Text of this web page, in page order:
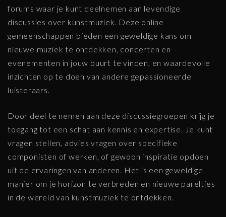
forums waar je kunt deelnemen aan levendige
discussies over kunstmuziek. Deze online
gemeenschappen bieden een geweldige kans om
nieuwe muziek te ontdekken, concerten en
evenementen in jouw buurt te vinden, en waardevolle
inzichten op te doen van andere gepassioneerde
luisteraars.
Door deel te nemen aan deze discussiegroepen krijg je
toegang tot een schat aan kennis en expertise. Je kunt
vragen stellen, advies vragen over specifieke
componisten of werken, of gewoon inspiratie opdoen
uit de ervaringen van anderen. Het is een geweldige
manier om je horizon te verbreden en nieuwe pareltjes
in de wereld van kunstmuziek te ontdekken.